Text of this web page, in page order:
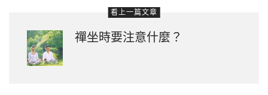
看上一篇文章
禪坐時要注意什麼？